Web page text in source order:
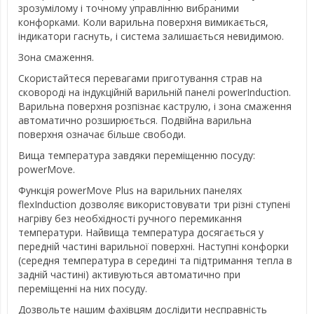
зрозумілому і точному управлінню вибраними
конфорками. Коли варильна поверхня вимикається,
індикатори гаснуть, і система залишається невидимою.
Зона смаження.
Скористайтеся перевагами приготування страв на
сковороді на індукційній варильній панелі powerInduction.
Варильна поверхня розпізнає каструлю, і зона смаження
автоматично розширюється. Подвійна варильна
поверхня означає більше свободи.
Вища температура завдяки переміщенню посуду:
powerMove.
Функція powerMove Plus на варильних панелях
flexInduction дозволяє використовувати три різні ступені
нагріву без необхідності ручного перемикання
температури. Найвища температура досягається у
передній частині варильної поверхні. Наступні конфорки
(середня температура в середині та підтримання тепла в
задній частині) активуються автоматично при
переміщенні на них посуду.
Дозвольте нашим фахівцям дослідити несправність